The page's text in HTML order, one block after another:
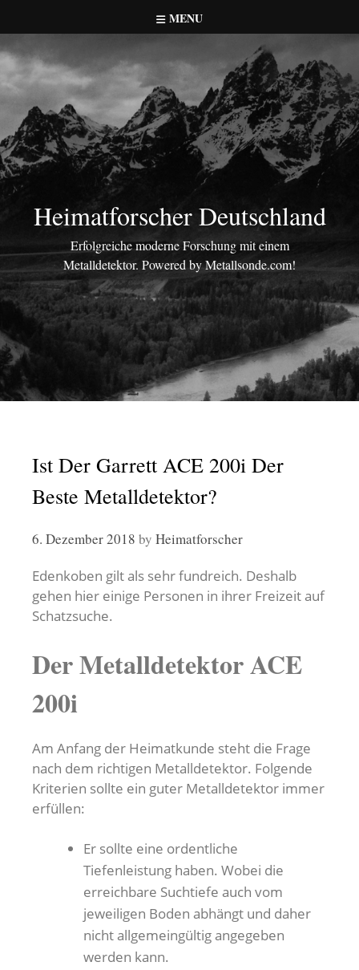
to
content
MENU
Heimatforscher Deutschland
Erfolgreiche moderne Forschung mit einem
Metalldetektor. Powered by Metallsonde.com!
Ist Der Garrett ACE 200i Der
Beste Metalldetektor?
6. Dezember 2018 by Heimatforscher
Edenkoben gilt als sehr fundreich. Deshalb
gehen hier einige Personen in ihrer Freizeit auf
Schatzsuche.
Der Metalldetektor ACE
200i
Am Anfang der Heimatkunde steht die Frage
nach dem richtigen Metalldetektor. Folgende
Kriterien sollte ein guter Metalldetektor immer
erfüllen:
Er sollte eine ordentliche
Tiefenleistung haben. Wobei die
erreichbare Suchtiefe auch vom
jeweiligen Boden abhängt und daher
nicht allgemeingültig angegeben
werden kann.